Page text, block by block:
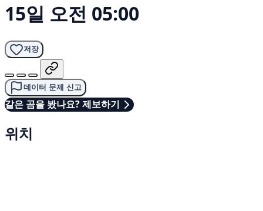
15일 오전 05:00
저장
데이터 문제 신고
같은 곰을 봤나요? 제보하기
위치